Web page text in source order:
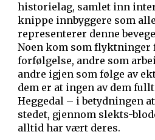
historielag, samlet inn
knippe innbyggere som
representerer denne
Noen kom som flyktninger
forfølgelse, andre som
andre igjen som følge av
dem er at ingen av dem
Heggedal – i betydningen
stedet, gjennom slekts-
alltid har vært deres.